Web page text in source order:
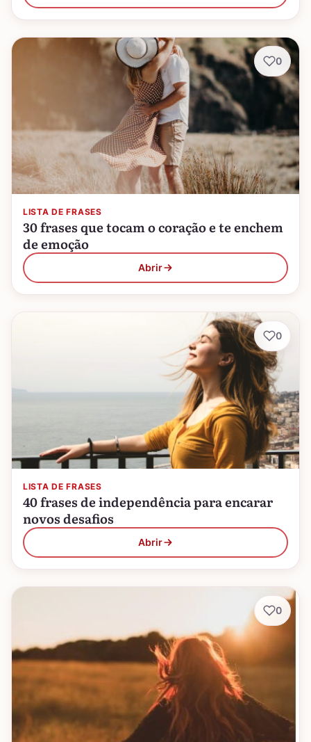
LISTA DE FRASES
30 frases que tocam o coração e te enchem
de emoção
Abrir
0
LISTA DE FRASES
40 frases de independência para encarar
novos desafios
Abrir
0
0